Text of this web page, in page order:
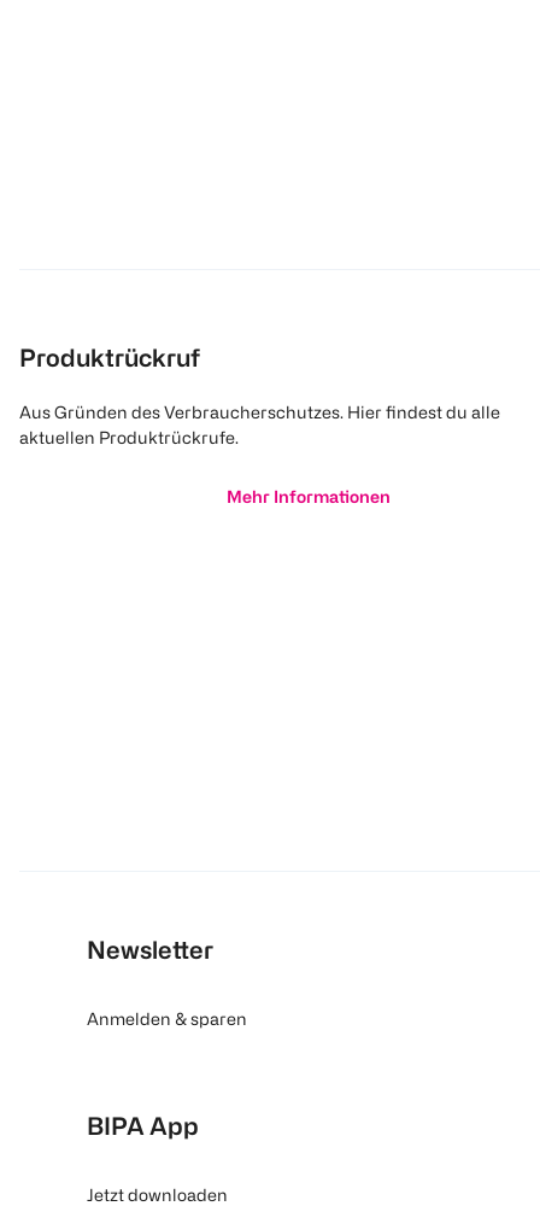
Produktrückruf
Aus Gründen des Verbraucherschutzes. Hier findest du alle
aktuellen Produktrückrufe.
Mehr Informationen
Newsletter
Anmelden & sparen
BIPA App
Jetzt downloaden